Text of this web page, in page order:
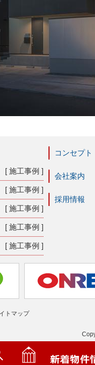
[ 施工事例 ]
[ 施工事例 ]
[ 施工事例 ]
[ 施工事例 ]
[ 施工事例 ]
コンセプト
会社案内
採用情報
トマップ